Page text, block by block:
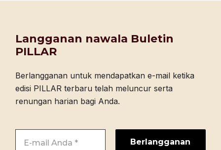
Langganan nawala Buletin
PILLAR
Berlangganan untuk mendapatkan e-mail ketika
edisi PILLAR terbaru telah meluncur serta
renungan harian bagi Anda.